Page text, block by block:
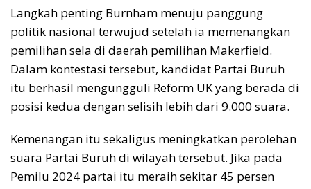
Langkah penting Burnham menuju panggung
politik nasional terwujud setelah ia memenangkan
pemilihan sela di daerah pemilihan Makerfield.
Dalam kontestasi tersebut, kandidat Partai Buruh
itu berhasil mengungguli Reform UK yang berada di
posisi kedua dengan selisih lebih dari 9.000 suara.
Kemenangan itu sekaligus meningkatkan perolehan
suara Partai Buruh di wilayah tersebut. Jika pada
Pemilu 2024 partai itu meraih sekitar 45 persen